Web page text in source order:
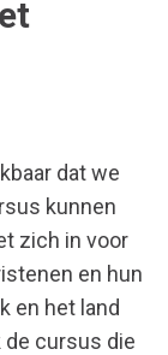
dat we
kunnen
zich in voor
en hun
en het land
cursus die